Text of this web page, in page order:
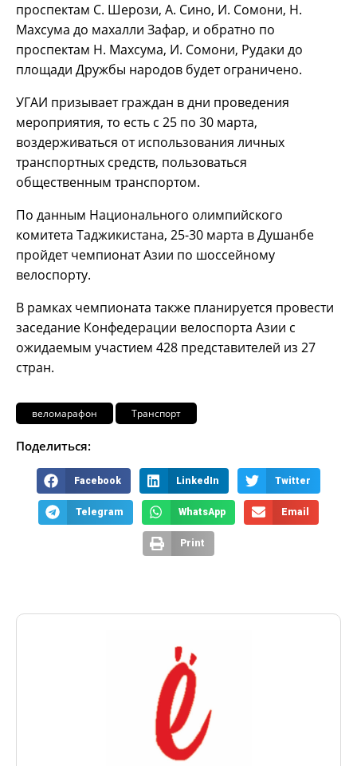
проспектам С. Шерози, А. Сино, И. Сомони, Н.
Махсума до махалли Зафар, и обратно по
проспектам Н. Махсума, И. Сомони, Рудаки до
площади Дружбы народов будет ограничено.
УГАИ призывает граждан в дни проведения
мероприятия, то есть с 25 по 30 марта,
воздерживаться от использования личных
транспортных средств, пользоваться
общественным транспортом.
По данным Национального олимпийского
комитета Таджикистана, 25-30 марта в Душанбе
пройдет чемпионат Азии по шоссейному
велоспорту.
В рамках чемпионата также планируется провести
заседание Конфедерации велоспорта Азии с
ожидаемым участием 428 представителей из 27
стран.
веломарафон Транспорт
Поделиться:
Facebook LinkedIn Twitter
Telegram WhatsApp Email
Print